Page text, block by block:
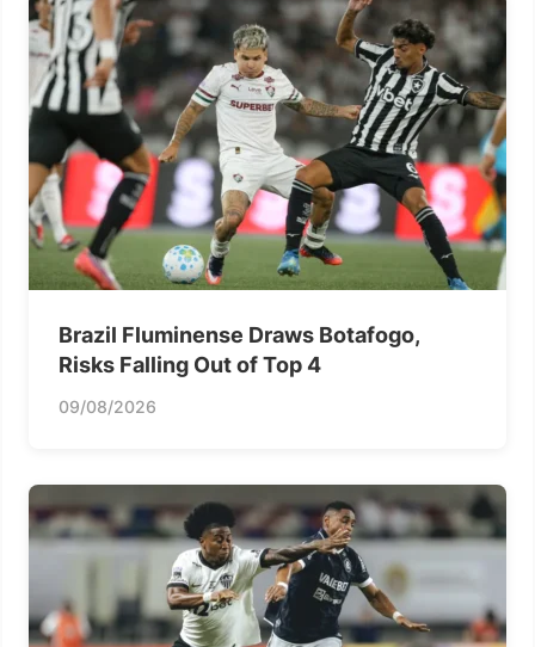
Brazil Fluminense Draws Botafogo,
Risks Falling Out of Top 4
09/08/2026